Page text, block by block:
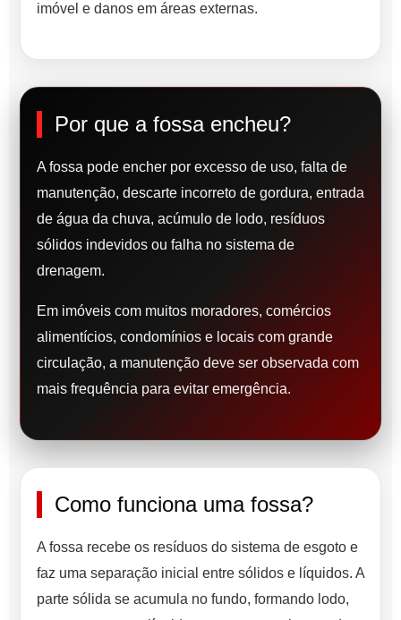
imóvel e danos em áreas externas.
Por que a fossa encheu?
A fossa pode encher por excesso de uso, falta de
manutenção, descarte incorreto de gordura, entrada
de água da chuva, acúmulo de lodo, resíduos
sólidos indevidos ou falha no sistema de
drenagem.
Em imóveis com muitos moradores, comércios
alimentícios, condomínios e locais com grande
circulação, a manutenção deve ser observada com
mais frequência para evitar emergência.
Como funciona uma fossa?
A fossa recebe os resíduos do sistema de esgoto e
faz uma separação inicial entre sólidos e líquidos. A
parte sólida se acumula no fundo, formando lodo,